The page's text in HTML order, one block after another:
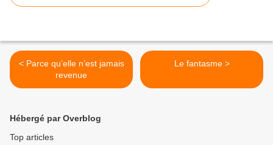
< Parce qu’elle n’est jamais
revenue
Le fantasme >
Hébergé par Overblog
Top articles